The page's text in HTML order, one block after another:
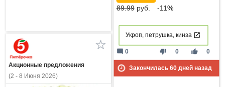
89.99руб. -11%
Укроп, петрушка, кинза
thumb_down 0 thumb_up 0
mode_comment 0
Закончилась 60дней назад
Акционные предложения
(2 - 8 Июня 2026)